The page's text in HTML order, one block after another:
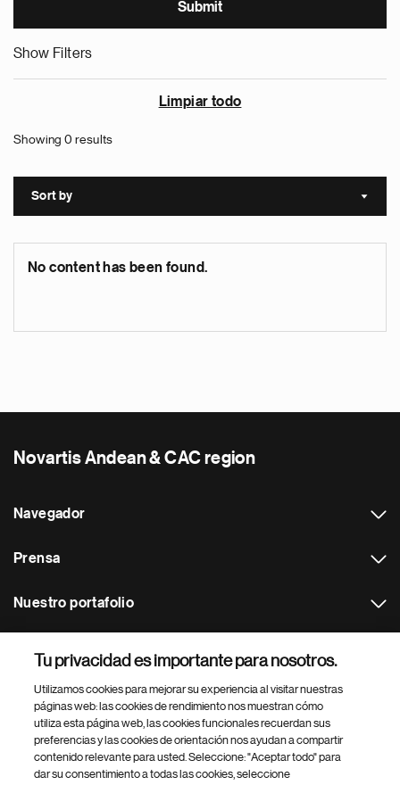
Show Filters
Limpiar todo
Showing 0 results
Sort by Sort
No content has been found.
Novartis Andean & CAC region
Navegador
Prensa
Nuestro portafolio
Footer Site Search
Tu privacidad es importante para nosotros.
Utilizamos cookies para mejorar su experiencia al visitar nuestras
páginas web: las cookies de rendimiento nos muestran cómo
utiliza esta página web, las cookies funcionales recuerdan sus
preferencias y las cookies de orientación nos ayudan a compartir
contenido relevante para usted. Seleccione: "Aceptar todo" para
dar su consentimiento a todas las cookies, seleccione